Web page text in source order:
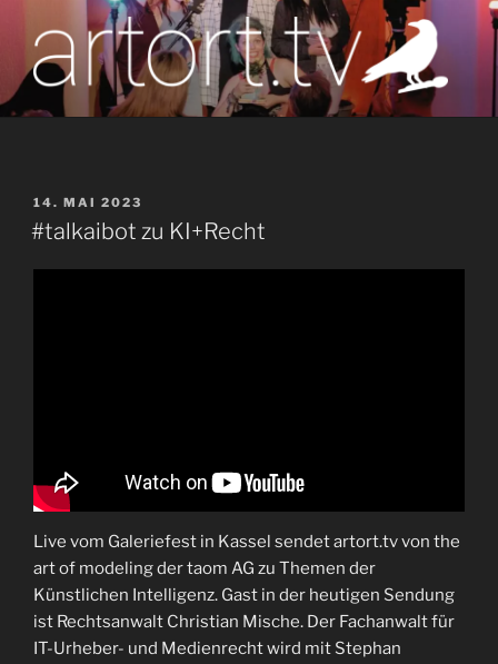
Inhalt
springen
artort.tv
Berichte vom Tatort der Kunst
VERÖFFENTLICHT
AM
14. MAI 2023
#talkaibot zu KI+Recht
Live vom Galeriefest in Kassel sendet artort.tv von the
art of modeling der taom AG zu Themen der
Künstlichen Intelligenz. Gast in der heutigen Sendung
ist Rechtsanwalt Christian Mische. Der Fachanwalt für
IT-Urheber- und Medienrecht wird mit Stephan